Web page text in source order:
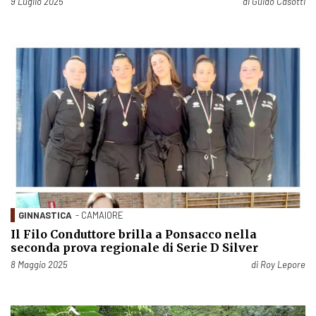
GINNASTICA - CAMAIORE
Il Filo Conduttore brilla a Ponsacco nella
seconda prova regionale di Serie D Silver
Pubblicato il
8 Maggio 2025 di Roy Lepore